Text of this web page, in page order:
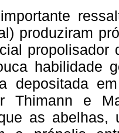
produziram
propolisador
habilidade
depositada
Thimann e
as abelhas,